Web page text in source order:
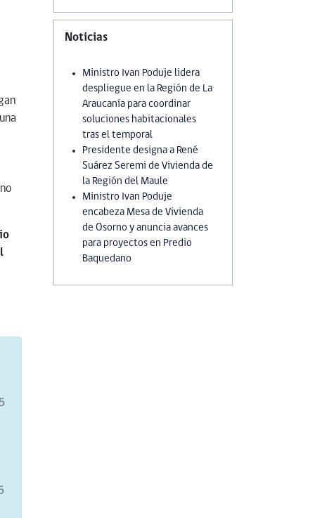
Noticias
Ministro Ivan Poduje lidera
despliegue en la Región de La
Araucanía para coordinar
soluciones habitacionales
tras el temporal
Presidente designa a René
Suárez Seremi de Vivienda de
la Región del Maule
Ministro Ivan Poduje
encabeza Mesa de Vivienda
de Osorno y anuncia avances
para proyectos en Predio
Baquedano